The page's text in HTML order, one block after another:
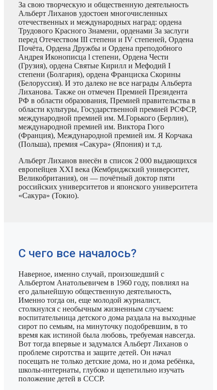
За свою творческую и общественную деятельность
Альберт Лиханов удостоен многочисленных
отечественных и международных наград: ордена
Трудового Красного Знамени, орденами За заслуги
перед Отечеством III степени и IV степеней, Ордена
Почёта, Ордена Дружбы и Ордена преподобного
Андрея Иконописца l степени, Ордена Чести
(Грузия), ордена Святые Кирилл и Мефодий I
степени (Болгария), ордена Франциска Скорины
(Белоруссия). И это далеко не все награды Альберта
Лиханова. Также он отмечен Премией Президента
РФ в области образования, Премией правительства в
области культуры, Государственной премией РСФСР,
международной премией им. М.Горького (Берлин),
международной премией им. Виктора Гюго
(Франция), Международной премией им. Я Корчака
(Польша), премия «Сакура» (Япония) и т.д.
Альберт Лиханов внесён в список 2 000 выдающихся
европейцев XXI века (Кембриджский университет,
Великобритания), он — почётный доктор пяти
российских университетов и японского университета
«Сакура» (Токио).
С чего все началось?
Наверное, именно случай, произошедший с
Альбертом Анатольевичем в 1960 году, повлиял на
его дальнейшую общественную деятельность,
Именно тогда он, еще молодой журналист,
столкнулся с необычным жизненным случаем:
воспитательница детского дома раздала на выходные
сирот по семьям, на минуточку подобревшим, в то
время как истиной была любовь, требуемая навсегда.
Вот тогда впервые и задумался Альберт Лиханов о
проблеме сиротства и защите детей. Он начал
посещать не только детские дома, но и дома ребёнка,
школы-интернаты, глубоко и щепетильно изучать
положение детей в СССР.